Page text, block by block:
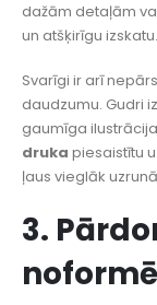
dažām detaļām
un atšķirīgu izskatu.
Svarīgi ir arī
daudzumu. Gudri
gaumīga
druka piesaistītu
ļaus vieglāk
3.